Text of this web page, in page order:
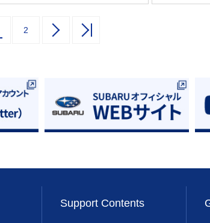
2
Support Contents